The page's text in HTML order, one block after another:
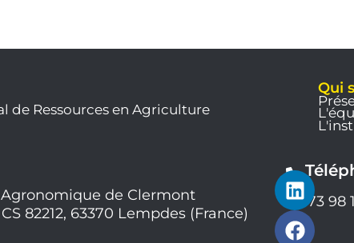
de Ressources en Agriculture
de Clermont
82212, 63370 Lempdes (France)
04 73 98
L
i
n
F
a
c
Y
o
u
Qui